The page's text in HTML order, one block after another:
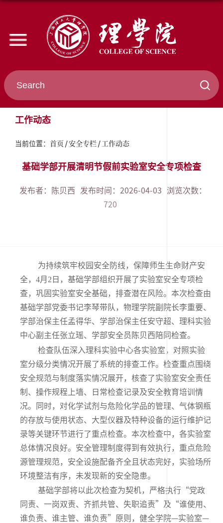
工作动态
当前位置： 首页 安全专栏 工作动态
基础学部开展清明节假前实验室安全专项检查
发布者：陈贝西 发布时间：2026-04-03
浏览次数：
720
为持续筑牢校园安全防线，保障师生生命财产安
全， 4月 2 日，基础学部组织开展了实验室安全专项检
查，巩固实验室安全基础，排查潜在风险。本次检查由
基础学部党委书记李琴带队，物理学院副院长李重要、
学部治保主任孟得华、学部治保主任安守超、理科实验
中心副主任张立瑶、学部安全员陈贝西陪同检查。
检查队伍深入理科实验中心各实验室，对照实验
室分级分类情况开展了系统的排查工作。检查重点围绕
安全规范与制度落实情况展开，核查了实验室安全责任
制、操作规程上墙、日常检查记录及安全教育培训情
况。同时，对化学试剂与危险化学品的管理、气体钢瓶
的存放与使用状态、大型仪器及特种设备的运行维护记
录等关键环节进行了重点检查。本次检查中，各实验室
总体情况良好。安全管理制度得到有效执行，重点危险
源管理规范，安全设施配备齐全且状态完好，实验场所
环境整洁有序，未发现新的安全隐患。
基础学部将以此次检查为契机，严格执行“党政
同责、一岗双责、齐抓共管、失职追责”及“谁使用、
谁负责、谁主管、谁负责”原则，健全学院—实验室—